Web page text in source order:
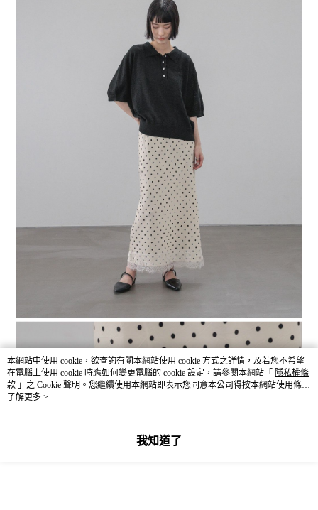
本網站中使用 cookie，欲查詢有關本網站使用 cookie 方式之詳情，及若您不希望
在電腦上使用 cookie 時應如何變更電腦的 cookie 設定，請參閱本網站「 隱私權條
款 」之 Cookie 聲明。您繼續使用本網站即表示您同意本公司得按本網站使用條款
之 Cookie 聲明使用 cookie。
了解更多 >
我知道了